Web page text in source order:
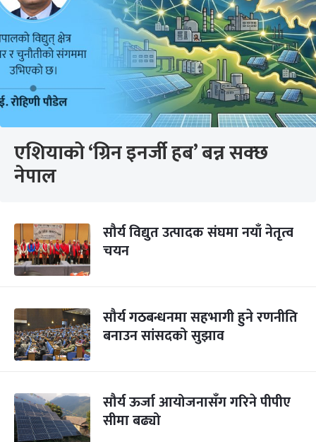
एशियाको ‘ग्रिन इनर्जी हब’ बन्न सक्छ
नेपाल
सौर्य विद्युत उत्पादक संघमा नयाँ नेतृत्व
चयन
सौर्य गठबन्धनमा सहभागी हुने रणनीति
बनाउन सांसदको सुझाव
सौर्य ऊर्जा आयोजनासँग गरिने पीपीए
सीमा बढ्यो